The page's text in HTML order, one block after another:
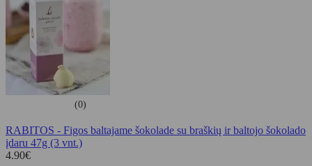
(0)
RABITOS - Figos baltajame šokolade su braškių ir baltojo šokolado
įdaru 47g (3 vnt.)
4.90€